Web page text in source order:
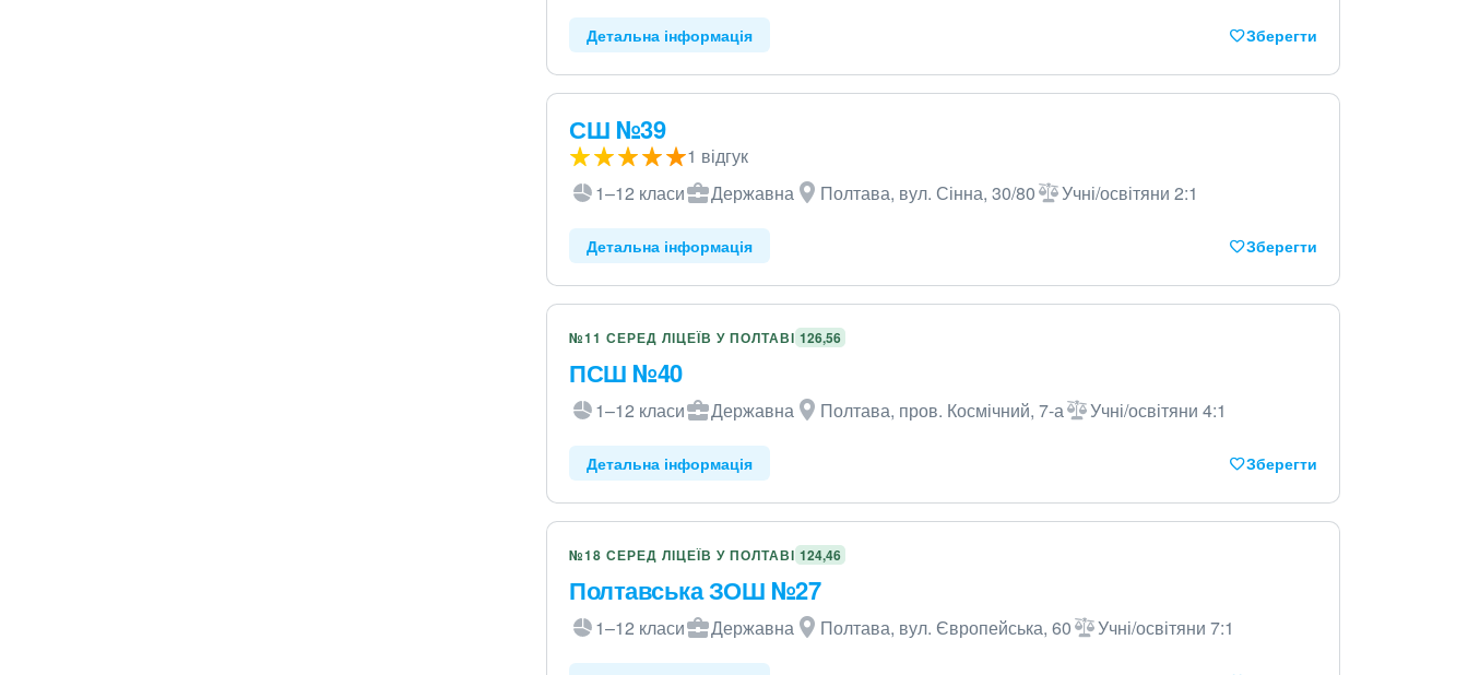
Детальна інформація Зберегти
СШ №39
1 відгук
1–12 класи
Державна Полтава, вул. Сінна, 30/80 Учні/освітяни 2:1
Детальна інформація Зберегти
№11 СЕРЕД ЛІЦЕЇВ У ПОЛТАВІ 126,56
ПСШ №40
1–12 класи Державна Полтава, пров. Космічний, 7-а Учні/освітяни 4:1
Детальна інформація Зберегти
№18 СЕРЕД ЛІЦЕЇВ У ПОЛТАВІ 124,46
Полтавська ЗОШ №27
1–12 класи Державна Полтава, вул. Європейська, 60 Учні/освітяни 7:1